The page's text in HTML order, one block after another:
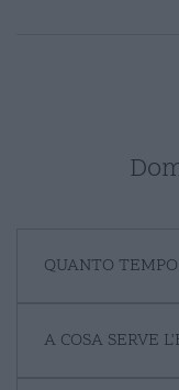
QUANTO
A COSA SERVE